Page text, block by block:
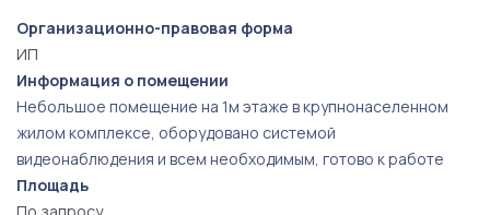
Организационно-правовая форма
ИП
Информация о помещении
Небольшое помещение на 1м этаже в крупнонаселенном
жилом комплексе, оборудовано системой
видеонаблюдения и всем необходимым, готово к работе
Площадь